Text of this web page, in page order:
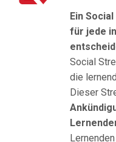
Ein
für jede
Social
die
Dieser